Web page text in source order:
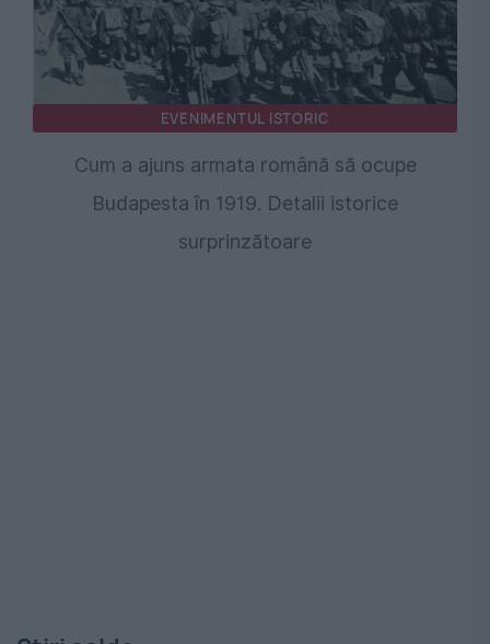
EVENIMENTUL ISTORIC
Cum a ajuns armata română să ocupe
Budapesta în 1919. Detalii istorice
surprinzătoare